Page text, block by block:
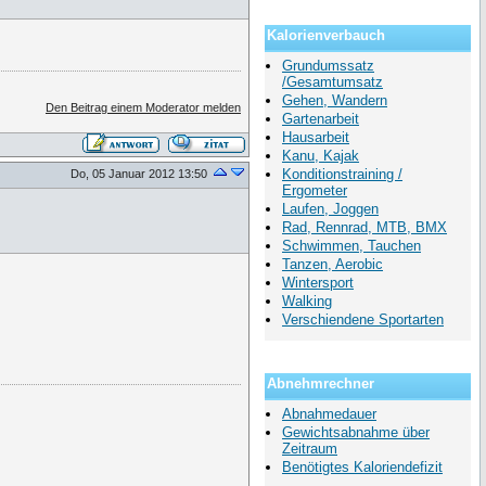
Den Beitrag einem Moderator melden
Do, 05 Januar 2012 13:50
Kalorienverbauch
Grundumssatz
/Gesamtumsatz
Gehen, Wandern
Gartenarbeit
Hausarbeit
Kanu, Kajak
Konditionstraining /
Ergometer
Laufen, Joggen
Rad, Rennrad, MTB, BMX
Schwimmen, Tauchen
Tanzen, Aerobic
Wintersport
Walking
Verschiendene Sportarten
Abnehmrechner
Abnahmedauer
Gewichtsabnahme über
Zeitraum
Benötigtes Kaloriendefizit